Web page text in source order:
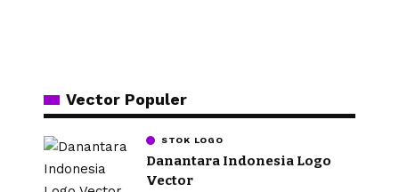
Vector Populer
STOK LOGO
Danantara Indonesia Logo
Vector